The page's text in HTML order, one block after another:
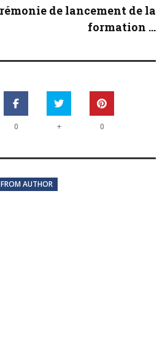
de lancement de la
formation ...
0 + 0
AUTHOR